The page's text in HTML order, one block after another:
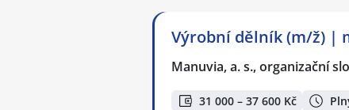
Výrobní dělník (m/ž) |
Manuvia, a. s., organizační
31 000 – 37 600 Kč